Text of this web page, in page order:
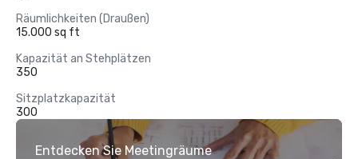
Räumlichkeiten (Draußen)
15.000 sq ft
Kapazität an Stehplätzen
350
Sitzplatzkapazität
300
Entdecken Sie Meetingräume